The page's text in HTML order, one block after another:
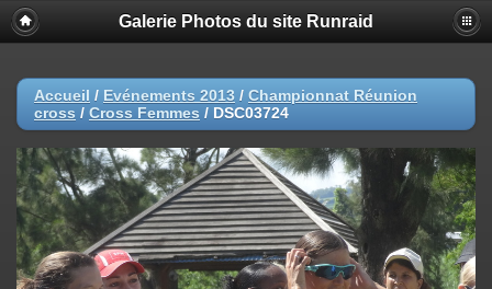
Galerie Photos du site Runraid
Accueil / Evénements 2013 / Championnat Réunion
cross / Cross Femmes / DSC03724